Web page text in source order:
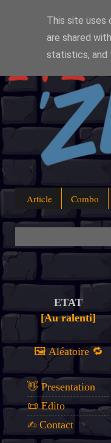
Article Combo
ETAT
[Au ralenti]
🖼️ Aléatoire 🔁
👋 Presentation
📜 Edito
✍️ Contact
This site uses
are shared
statistics, and